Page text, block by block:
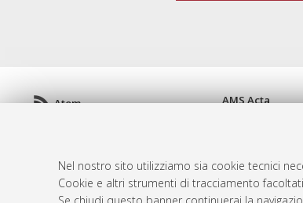
Nel nostro sito utilizziamo sia cookie tecnici
Cookie e altri strumenti di tracciamento
Atom
AMS Acta
Servizio
Impostazioni
Informativa